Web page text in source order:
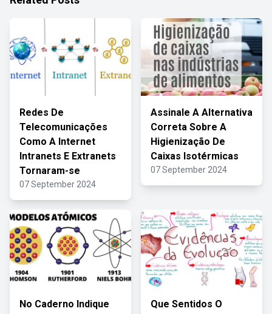
Redes De
Telecomunicações
Como A Internet
Intranets E Extranets
Tornaram-se
07 September 2024
Assinale A Alternativa
Correta Sobre A
Higienização De
Caixas Isotérmicas
07 September 2024
No Caderno Indique
Que Sentidos O